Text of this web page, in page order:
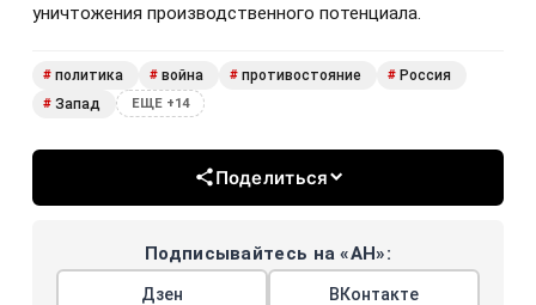
уничтожения производственного потенциала.
# политика # война # противостояние # Россия
# Запад ЕЩЕ +14
Поделиться
Подписывайтесь на «АН»:
Дзен ВКонтакте